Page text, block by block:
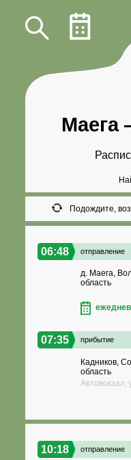
Маега
Подождите,
06:48 отправление
д. Маега,
область
07:35 прибытие
Кадников,
область
Автовокзал,
10:18 отправление